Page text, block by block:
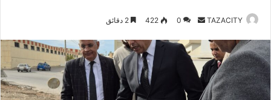
TAZACITY
س
ل
0
422